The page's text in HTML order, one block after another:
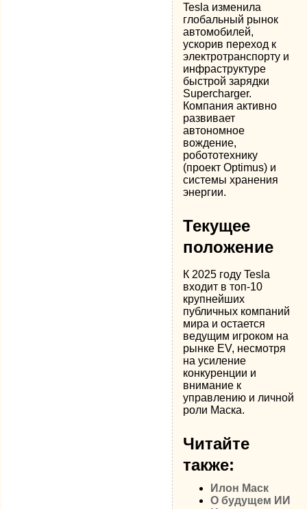
Tesla изменила
глобальный рынок
автомобилей,
ускорив переход к
электротранспорту и
инфраструктуре
быстрой зарядки
Supercharger.
Компания активно
развивает
автономное
вождение,
робототехнику
(проект Optimus) и
системы хранения
энергии.
Текущее
положение
К 2025 году Tesla
входит в топ-10
крупнейших
публичных компаний
мира и остается
ведущим игроком на
рынке EV, несмотря
на усиление
конкуренции и
внимание к
управлению и личной
роли Маска.
Читайте
также:
Илон Маск
О будущем ИИ